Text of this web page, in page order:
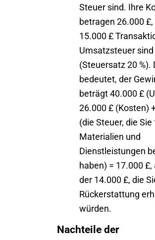
Steuer sind. Ihre
betragen 26.000
15.000 £
Umsatzsteuer sind
(Steuersatz 20 %).
bedeutet, der
beträgt 40.000 £
26.000 £ (Kosten)
(die Steuer, die Sie
Materialien und
Dienstleistungen
haben) = 17.000
der 14.000 £, die
Rückerstattung
würden.
Nachteile der